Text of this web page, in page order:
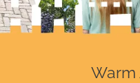
Warm